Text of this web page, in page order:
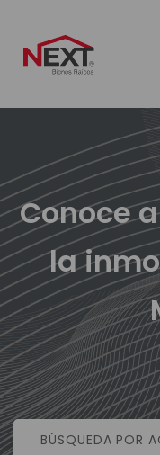
Conoce
la
BÚSQUEDA POR